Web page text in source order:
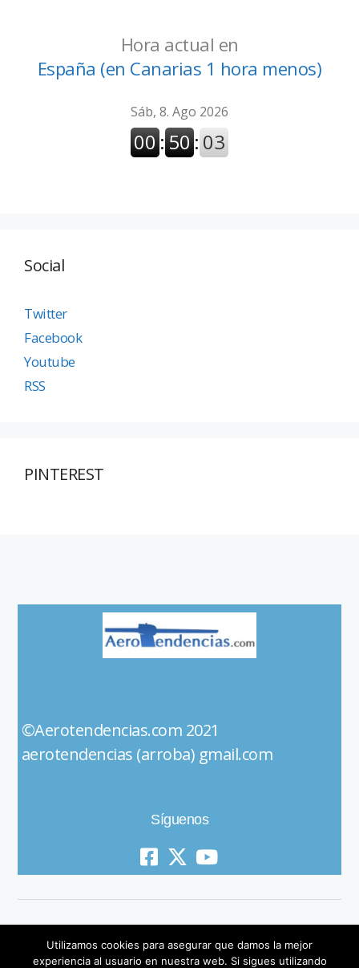
Hora actual en
España (en Canarias 1 hora menos)
Social
Twitter
Facebook
Youtube
RSS
PINTEREST
©Aerotendencias.com 2021
aerotendencias (arroba) gmail.com
Síguenos
Utilizamos cookies para asegurar que damos la mejor
experiencia al usuario en nuestra web. Si sigues utilizando